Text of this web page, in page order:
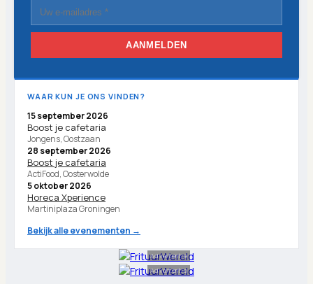
AANMELDEN
WAAR KUN JE ONS VINDEN?
15 september 2026
Boost je cafetaria
Jongens, Oostzaan
28 september 2026
Boost je cafetaria
ActiFood, Oosterwolde
5 oktober 2026
Horeca Xperience
Martiniplaza Groningen
Bekijk alle evenementen →
Advertentie
Advertentie